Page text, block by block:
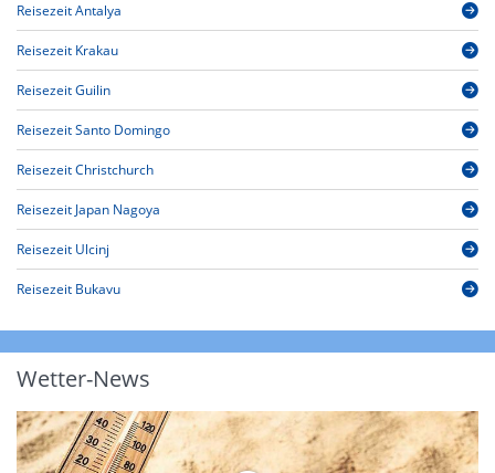
Reisezeit Antalya
Reisezeit Krakau
Reisezeit Guilin
Reisezeit Santo Domingo
Reisezeit Christchurch
Reisezeit Japan Nagoya
Reisezeit Ulcinj
Reisezeit Bukavu
Wetter-News